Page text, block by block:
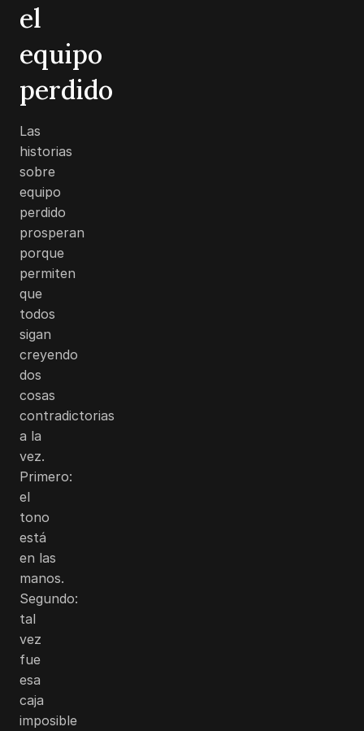
el
equipo
perdido
Las
historias
sobre
equipo
perdido
prosperan
porque
permiten
que
todos
sigan
creyendo
dos
cosas
contradictorias
a la
vez.
Primero:
el
tono
está
en las
manos.
Segundo:
tal
vez
fue
esa
caja
imposible